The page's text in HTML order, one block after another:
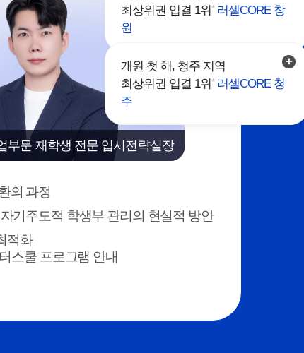
최상위권 입결 1위* 러셀CORE 창
원
개원 첫 해, 청주 지역
최상위권 입결 1위* 러셀CORE 청
주
부문 재학생 전문 입시전략실장
의 과정
기주도적 학생부 관리의 현실적 방안
적화
스쿨 프로그램 안내